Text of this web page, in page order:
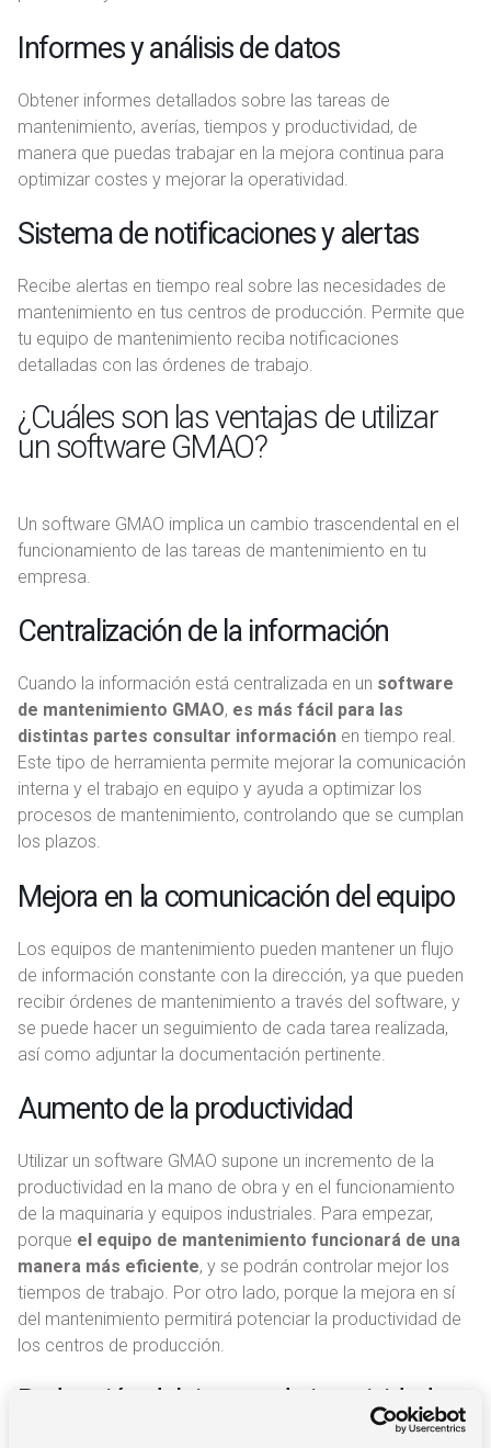
Informes y análisis de datos
Obtener informes detallados sobre las tareas de
mantenimiento, averías, tiempos y productividad, de
manera que puedas trabajar en la mejora continua para
optimizar costes y mejorar la operatividad.
Sistema de notificaciones y alertas
Recibe alertas en tiempo real sobre las necesidades de
mantenimiento en tus centros de producción. Permite que
tu equipo de mantenimiento reciba notificaciones
detalladas con las órdenes de trabajo.
¿Cuáles son las ventajas de utilizar
un software GMAO?
Un software GMAO implica un cambio trascendental en el
funcionamiento de las tareas de mantenimiento en tu
empresa.
Centralización de la información
Cuando la información está centralizada en un software
de mantenimiento GMAO, es más fácil para las
distintas partes consultar información en tiempo real.
Este tipo de herramienta permite mejorar la comunicación
interna y el trabajo en equipo y ayuda a optimizar los
procesos de mantenimiento, controlando que se cumplan
los plazos.
Mejora en la comunicación del equipo
Los equipos de mantenimiento pueden mantener un flujo
de información constante con la dirección, ya que pueden
recibir órdenes de mantenimiento a través del software, y
se puede hacer un seguimiento de cada tarea realizada,
así como adjuntar la documentación pertinente.
Aumento de la productividad
Utilizar un software GMAO supone un incremento de la
productividad en la mano de obra y en el funcionamiento
de la maquinaria y equipos industriales. Para empezar,
porque el equipo de mantenimiento funcionará de una
manera más eficiente, y se podrán controlar mejor los
tiempos de trabajo. Por otro lado, porque la mejora en sí
del mantenimiento permitirá potenciar la productividad de
los centros de producción.
Reducción del tiempo de inactividad